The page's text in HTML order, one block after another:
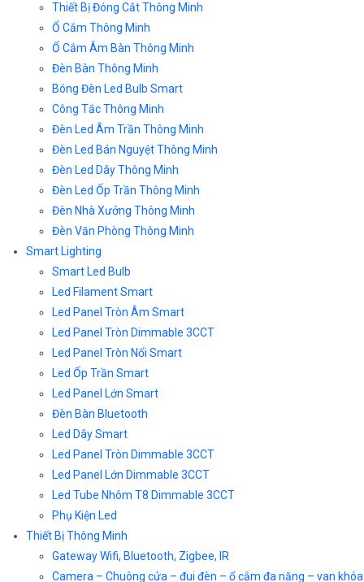
Thiết Bị Đóng Cắt Thông Minh
Ổ Cắm Thông Minh
Ổ Cắm Âm Bàn Thông Minh
Đèn Bàn Thông Minh
Bóng Đèn Led Bulb Smart
Công Tắc Thông Minh
Đèn Led Âm Trần Thông Minh
Đèn Led Bán Nguyệt Thông Minh
Đèn Led Dây Thông Minh
Đèn Led Ốp Trần Thông Minh
Đèn Nhà Xưởng Thông Minh
Đèn Văn Phòng Thông Minh
Smart Lighting
Smart Led Bulb
Led Filament Smart
Led Panel Tròn Âm Smart
Led Panel Tròn Dimmable 3CCT
Led Panel Tròn Nổi Smart
Led Ốp Trần Smart
Led Panel Lớn Smart
Đèn Bàn Bluetooth
Led Dây Smart
Led Panel Tròn Dimmable 3CCT
Led Panel Lớn Dimmable 3CCT
Led Tube Nhôm T8 Dimmable 3CCT
Phụ Kiện Led
Thiết Bị Thông Minh
Gateway Wifi, Bluetooth, Zigbee, IR
Camera – Chuông cửa – đui đèn – ổ cắm đa năng – van khóa